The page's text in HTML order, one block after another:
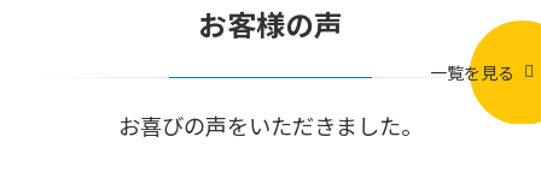
お客様の声
お喜びの声をいただきました。
一覧を見る